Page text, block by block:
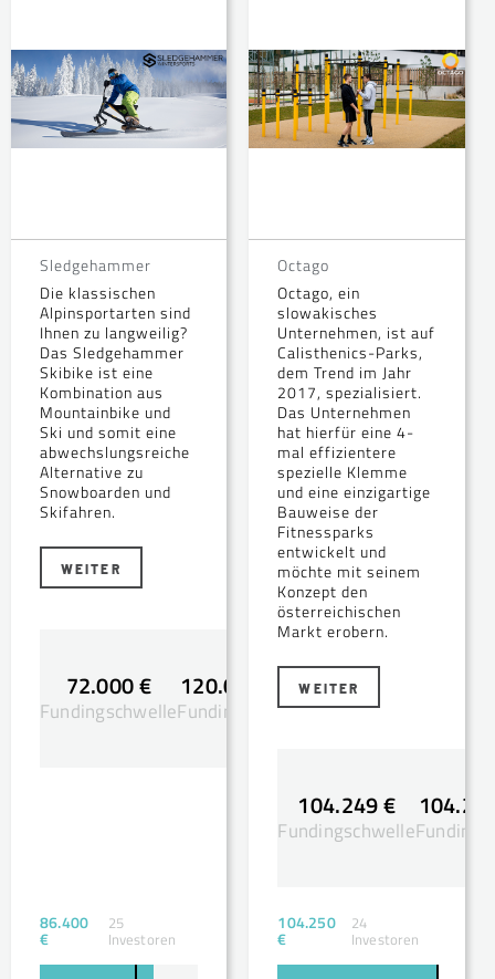
Sledgehammer
Die klassischen
Alpinsportarten sind
Ihnen zu langweilig?
Das Sledgehammer
Skibike ist eine
Kombination aus
Mountainbike und
Ski und somit eine
abwechslungsreiche
Alternative zu
Snowboarden und
Skifahren.
WEITER
72.000 €
Fundingschwelle
120.000 €
Fundingsziel
86.400
€
25
Investoren
Octago
Octago, ein
slowakisches
Unternehmen, ist auf
Calisthenics-Parks,
dem Trend im Jahr
2017, spezialisiert.
Das Unternehmen
hat hierfür eine 4-
mal effizientere
spezielle Klemme
und eine einzigartige
Bauweise der
Fitnessparks
entwickelt und
möchte mit seinem
Konzept den
österreichischen
Markt erobern.
WEITER
104.249 €
Fundingschwelle
104.250
€
24
Investoren